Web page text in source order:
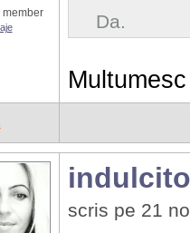
Da.
scris pe 21